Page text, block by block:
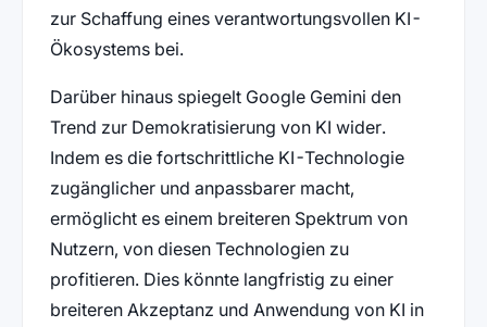
zur Schaffung eines verantwortungsvollen KI-
Ökosystems bei.
Darüber hinaus spiegelt Google Gemini den
Trend zur Demokratisierung von KI wider.
Indem es die fortschrittliche KI-Technologie
zugänglicher und anpassbarer macht,
ermöglicht es einem breiteren Spektrum von
Nutzern, von diesen Technologien zu
profitieren. Dies könnte langfristig zu einer
breiteren Akzeptanz und Anwendung von KI in